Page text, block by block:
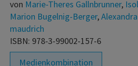
von Marie-Theres Gallnbrunner,
Marion Bugelnig-Berger,
maudrich
ISBN: 978-3-99002-157-6
Medienkombination